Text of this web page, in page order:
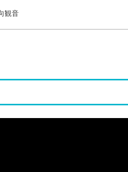
観音